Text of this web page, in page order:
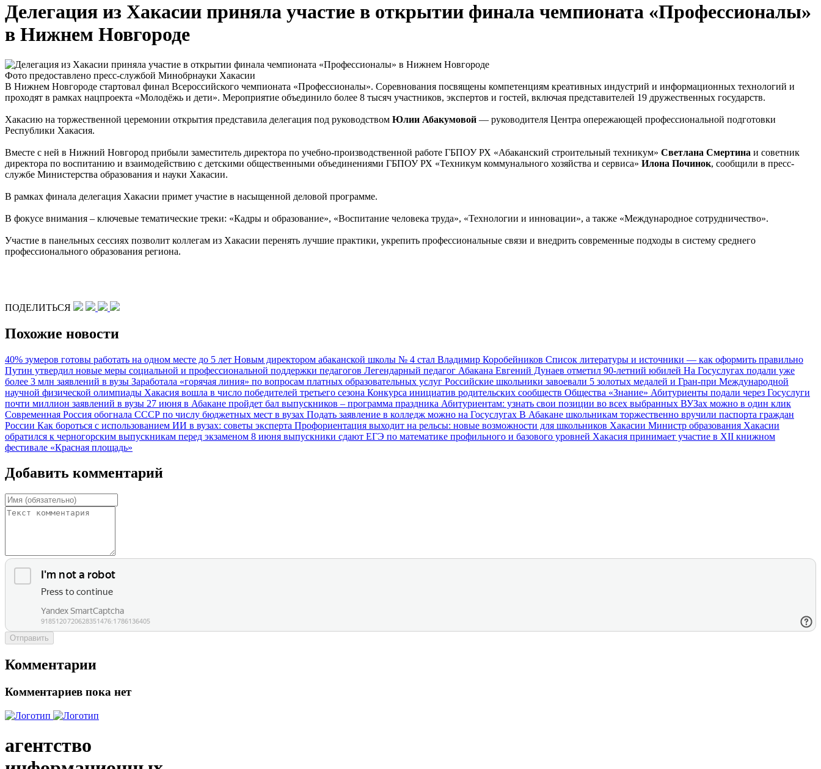
Делегация из Хакасии приняла участие в открытии финала чемпионата «Профессионалы»
в Нижнем Новгороде
Фото предоставлено пресс-службой Минобрнауки Хакасии
В Нижнем Новгороде стартовал финал Всероссийского чемпионата «Профессионалы». Соревнования посвящены компетенциям креативных индустрий и информационных технологий и
проходят в рамках нацпроекта «Молодёжь и дети». Мероприятие объединило более 8 тысяч участников, экспертов и гостей, включая представителей 19 дружественных государств.
Хакасию на торжественной церемонии открытия представила делегация под руководством Юлии Абакумовой — руководителя Центра опережающей профессиональной подготовки
Республики Хакасия.
Вместе с ней в Нижний Новгород прибыли заместитель директора по учебно-производственной работе ГБПОУ РХ «Абаканский строительный техникум» Светлана Смертина и советник
директора по воспитанию и взаимодействию с детскими общественными объединениями ГБПОУ РХ «Техникум коммунального хозяйства и сервиса» Илона Починок, сообщили в пресс-
службе Министерства образования и науки Хакасии.
В рамках финала делегация Хакасии примет участие в насыщенной деловой программе.
В фокусе внимания – ключевые тематические треки: «Кадры и образование», «Воспитание человека труда», «Технологии и инновации», а также «Международное сотрудничество».
Участие в панельных сессиях позволит коллегам из Хакасии перенять лучшие практики, укрепить профессиональные связи и внедрить современные подходы в систему среднего
профессионального образования региона.
ПОДЕЛИТЬСЯ
Похожие новости
40% зумеров готовы работать на одном месте до 5 лет Новым директором абаканской школы № 4 стал Владимир Коробейников Список литературы и источники — как оформить правильно
Путин утвердил новые меры социальной и профессиональной поддержки педагогов Легендарный педагог Абакана Евгений Дунаев отметил 90-летний юбилей На Госуслугах подали уже
более 3 млн заявлений в вузы Заработала «горячая линия» по вопросам платных образовательных услуг Российские школьники завоевали 5 золотых медалей и Гран-при Международной
научной физической олимпиады Хакасия вошла в число победителей третьего сезона Конкурса инициатив родительских сообществ Общества «Знание» Абитуриенты подали через Госуслуги
почти миллион заявлений в вузы 27 июня в Абакане пройдет бал выпускников – программа праздника Абитуриентам: узнать свои позиции во всех выбранных ВУЗах можно в один клик
Современная Россия обогнала СССР по числу бюджетных мест в вузах Подать заявление в колледж можно на Госуслугах В Абакане школьникам торжественно вручили паспорта граждан
России Как бороться с использованием ИИ в вузах: советы эксперта Профориентация выходит на рельсы: новые возможности для школьников Хакасии Министр образования Хакасии
обратился к черногорским выпускникам перед экзаменом 8 июня выпускники сдают ЕГЭ по математике профильного и базового уровней Хакасия принимает участие в XII книжном
фестивале «Красная площадь»
Добавить комментарий
Отправить
Комментарии
Комментариев пока нет
агентство